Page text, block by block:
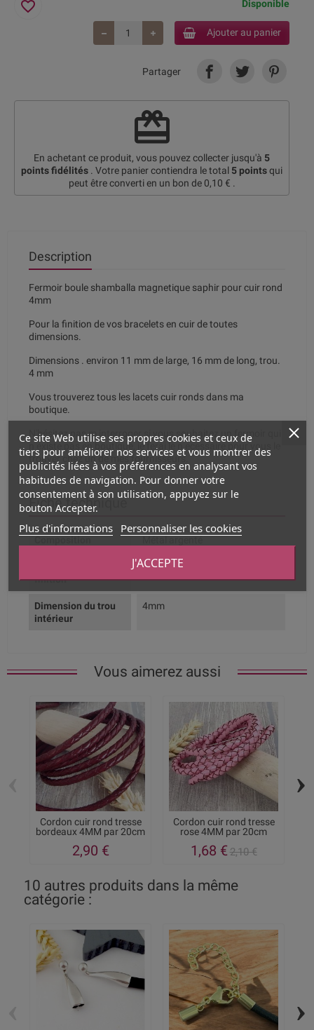
Disponible
Ajouter au panier
favorite_border
Partager
redeem
En achetant ce produit, vous pouvez collecter jusqu'à 5
points fidélités . Votre panier contiendra le total 5 pointsqui
peut être converti en un bon de 0,10 € .
Description
Fermoir boule shamballa magnetique saphir pour cuir rond
4mm
Pour la finition de vos bracelets en cuir de toutes
dimensions.
Dimensions . environ 11 mm de large, 16 mm de long, trou.
4 mm
Vous trouverez tous les lacets cuir ronds dans ma
boutique.
N'hésitez pas m interroger si vous souhaitez un fermoir qui
n existe pas en boutique, je ferai le n ecessaire pour vous le
trouver chez un de mes fournisseurs.
Fiche technique
finition
Argent
Dimension du trou
intérieur
4mm
Vous aimerez aussi
Cordon cuir rond tresse
bordeaux 4MM par 20cm
2,90 €
Cordon cuir rond tresse
rose 4MM par 20cm
1,68 €2,10 €
›
10 autres produits dans la même
catégorie :
›
Ce site Web utilise ses propres cookies et ceux de
tiers pour améliorer nos services et vous montrer des
publicités liées à vos préférences en analysant vos
habitudes de navigation. Pour donner votre
consentement à son utilisation, appuyez sur le
bouton Accepter.
Plus d'informations Personnaliser les cookies
J'ACCEPTE